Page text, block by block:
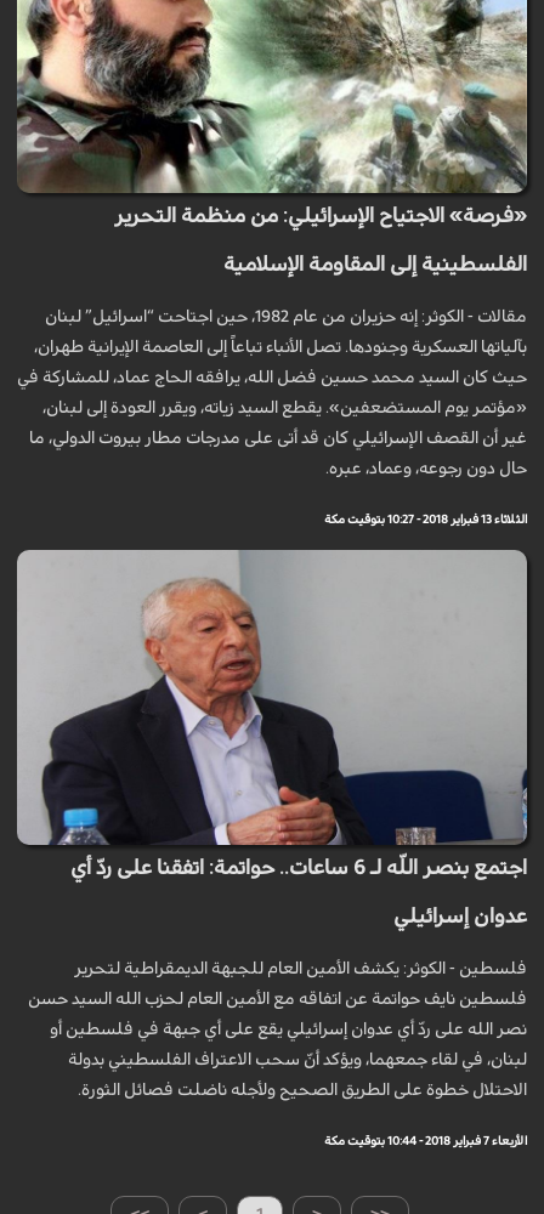
«فرصة» الاجتياح الإسرائيلي: من منظمة التحرير
الفلسطينية إلى المقاومة الإسلامية
مقالات - الكوثر: إنه حزيران من عام 1982، حين اجتاحت “اسرائيل” لبنان
بآلياتها العسكرية وجنودها. تصل الأنباء تباعاً إلى العاصمة الإيرانية طهران،
حيث كان السيد محمد حسين فضل الله، يرافقه الحاج عماد، للمشاركة في
«مؤتمر يوم المستضعفين». يقطع السيد زياته، ويقرر العودة إلى لبنان،
غير أن القصف الإسرائيلي كان قد أتى على مدرجات مطار بيروت الدولي، ما
حال دون رجوعه، وعماد، عبره.
الثلاثاء 13 فبراير 2018 - 10:27 بتوقيت مكة
اجتمع بنصر اللّه لـ 6 ساعات.. حواتمة: اتفقنا على ردّ أي
عدوان إسرائيلي
فلسطين - الكوثر: يكشف الأمين العام للجبهة الديمقراطية لتحرير
فلسطين نايف حواتمة عن اتفاقه مع الأمين العام لحزب الله السيد حسن
نصر الله على ردّ أي عدوان إسرائيلي يقع على أي جبهة في فلسطين أو
لبنان، في لقاء جمعهما، ويؤكد أنّ سحب الاعتراف الفلسطيني بدولة
الاحتلال خطوة على الطريق الصحيح ولأجله ناضلت فصائل الثورة.
الأربعاء 7 فبراير 2018 - 10:44 بتوقيت مكة